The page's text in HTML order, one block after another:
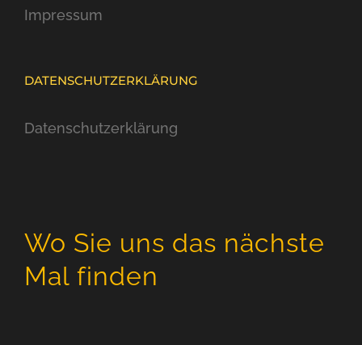
Impressum
DATENSCHUTZERKLÄRUNG
Datenschutzerklärung
Wo Sie uns das nächste
Mal finden